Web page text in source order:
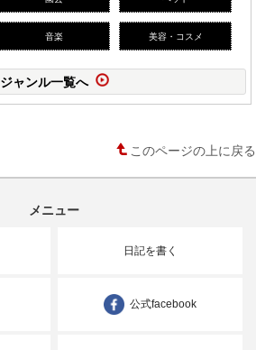
音楽 美容・コスメ
ジャンル一覧へ
このページの上に戻る
メニュー
日記を書く
公式facebook